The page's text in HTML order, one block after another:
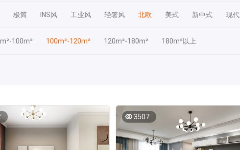
极简 INS风 工业风 轻奢风 北欧 美式 新中式 现代
100m² 100m²-120m² 120m²-180m² 180m²以上
3507